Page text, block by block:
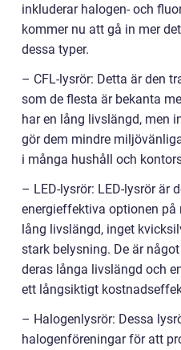
inkluderar halogen- och
kommer nu att gå in mer
dessa typer.
– CFL-lysrör: Detta är den
som de flesta är bekanta
har en lång livslängd, men
gör dem mindre
i många hushåll och
– LED-lysrör: LED-lysrör är
energieffektiva optionen på
lång livslängd, inget
stark belysning. De är
deras långa livslängd och
ett långsiktigt
– Halogenlysrör: Dessa
halogenföreningar för att